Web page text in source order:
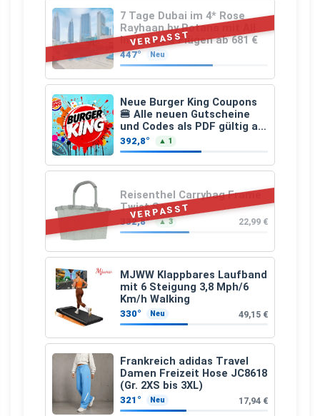
VERPASST
7 Tage Dubai im 4* Rose
Rayhaan by Rotana mit All
Inclusive & Flügen ab 681 €
447° Neu
Neue Burger King Coupons
🍔 Alle neuen Gutscheine
und Codes als PDF gültig ab
25.07.2026 bis 04.09.2026
392,8° ▲ 1
VERPASST
Reisenthel Carrybag Frame
Twist Sage
332,8° ▲ 3 22,99 €
MJWW Klappbares Laufband
mit 6 Steigung 3,8 Mph/6
Km/h Walking
330° Neu 49,15 €
Frankreich adidas Travel
Damen Freizeit Hose JC8618
(Gr. 2XS bis 3XL)
321° Neu 17,94 €